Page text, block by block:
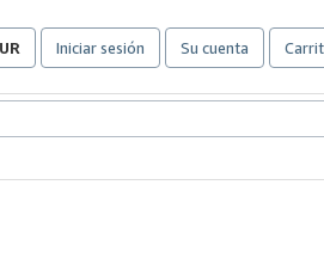
Iniciar sesión Su cuenta